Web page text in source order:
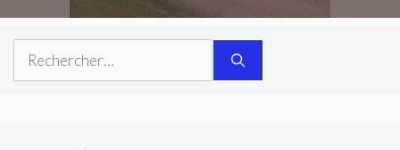
Rechercher :